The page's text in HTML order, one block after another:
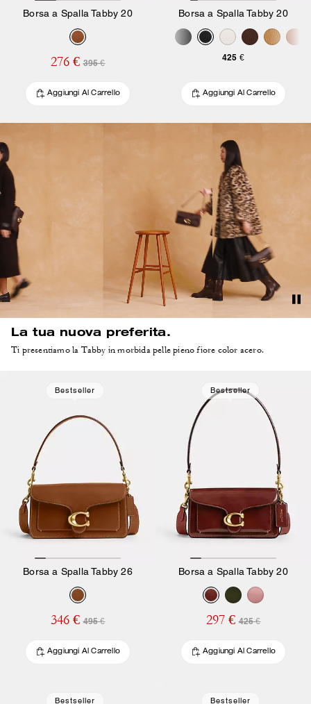
Borsa a Spalla Tabby 20
276 € 395 €
Aggiungi Al Carrello
Borsa a Spalla Tabby 20
425 €
Aggiungi Al Carrello
La tua nuova preferita.
Ti presentiamo la Tabby in morbida pelle pieno fiore color acero.
Bestseller
Borsa a Spalla Tabby 26
346 € 495 €
Aggiungi Al Carrello
Bestseller
Borsa a Spalla Tabby 20
297 € 425 €
Aggiungi Al Carrello
Bestseller Bestseller